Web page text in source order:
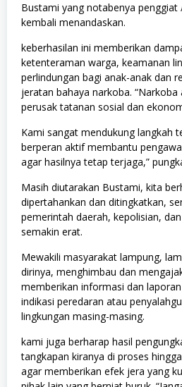
Bustami yang notabenya
kembali menandaskan.
keberhasilan ini memberikan
ketenteraman warga, keamanan
perlindungan bagi anak-anak dan
jeratan bahaya narkoba.
perusak tatanan sosial dan
Kami sangat mendukung langkah
berperan aktif membantu
agar hasilnya tetap terjaga,”
Masih diutarakan Bustami, kita
dipertahankan dan ditingkatkan,
pemerintah daerah, kepolisian,
semakin erat.
Mewakili masyarakat lampung,
dirinya, menghimbau dan
memberikan informasi dan
indikasi peredaran atau
lingkungan masing-masing.
kami juga berharap hasil
tangkapan kiranya di proses
agar memberikan efek jera yang